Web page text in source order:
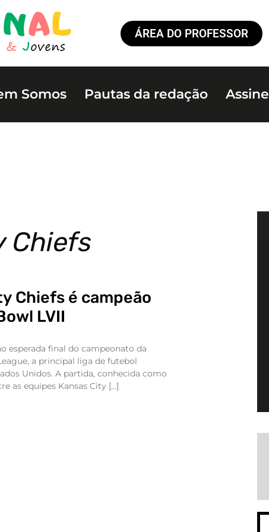
ÁREA DO PROFESSOR
Somos Pautas da redação Assine
Chiefs
Chiefs é campeão
LVII
esperada final do campeonato da
a principal liga de futebol
Unidos. A partida, conhecida como
as equipes Kansas City […]